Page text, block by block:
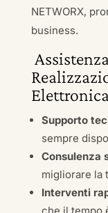
NETWORX,
business.
Supporto
sempre
Consulenza
migliorare la
Interventi